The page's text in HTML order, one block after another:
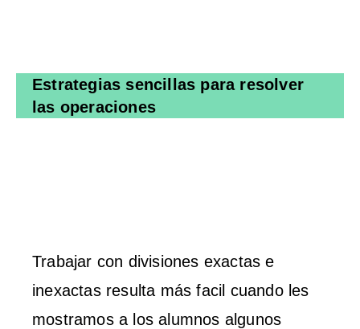
Estrategias sencillas para resolver
las operaciones
Trabajar con divisiones exactas e
inexactas resulta más facil cuando les
mostramos a los alumnos algunos